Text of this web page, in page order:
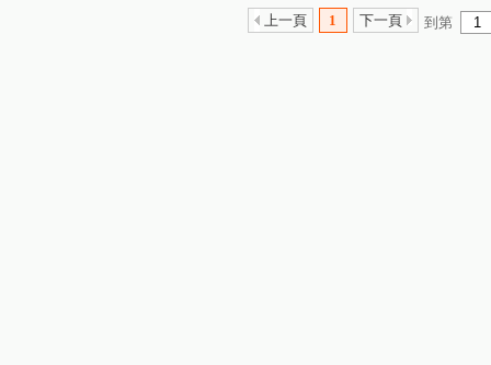
上一頁 1 下一頁 到第